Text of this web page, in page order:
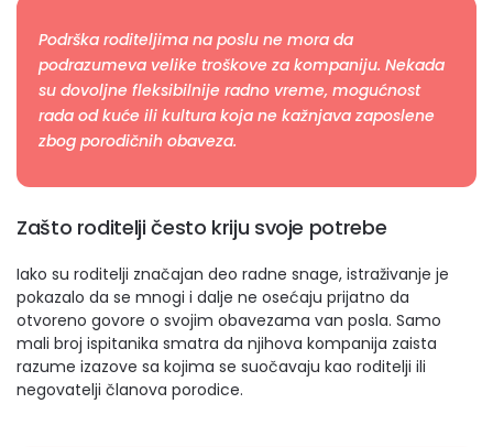
Podrška roditeljima na poslu ne mora da
podrazumeva velike troškove za kompaniju. Nekada
su dovoljne fleksibilnije radno vreme, mogućnost
rada od kuće ili kultura koja ne kažnjava zaposlene
zbog porodičnih obaveza.
Zašto roditelji često kriju svoje potrebe
Iako su roditelji značajan deo radne snage, istraživanje je
pokazalo da se mnogi i dalje ne osećaju prijatno da
otvoreno govore o svojim obavezama van posla. Samo
mali broj ispitanika smatra da njihova kompanija zaista
razume izazove sa kojima se suočavaju kao roditelji ili
negovatelji članova porodice.